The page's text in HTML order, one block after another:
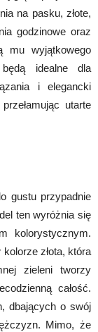
na pasku, złote,
godzinowe oraz
mu wyjątkowego
idealne dla
i elegancki
utarte
gustu przypadnie
ten wyróżnia się
kolorystycznym.
złota, która
zieleni tworzy
całość.
dbających o swój
Mimo, że